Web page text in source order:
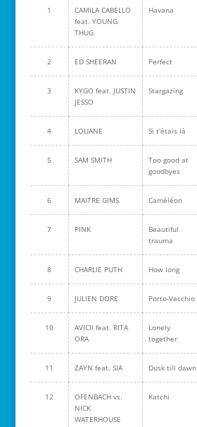
1
CAMILA CABELLO
feat. YOUNG
THUG
Havana
2 ED SHEERAN Perfect
3
KYGO feat. JUSTIN
JESSO
Stargazing
4 LOUANE Si t'étais là
5 SAM SMITH
Too good at
goodbyes
6 MAITRE GIMS Caméléon
7 PINK
Beautiful
trauma
8 CHARLIE PUTH How long
9 JULIEN DORE Porto-Vecchio
10
AVICII feat. RITA
ORA
Lonely
together
11 ZAYN feat. SIA Dusk till dawn
12
OFENBACH vs.
NICK
WATERHOUSE
Katchi